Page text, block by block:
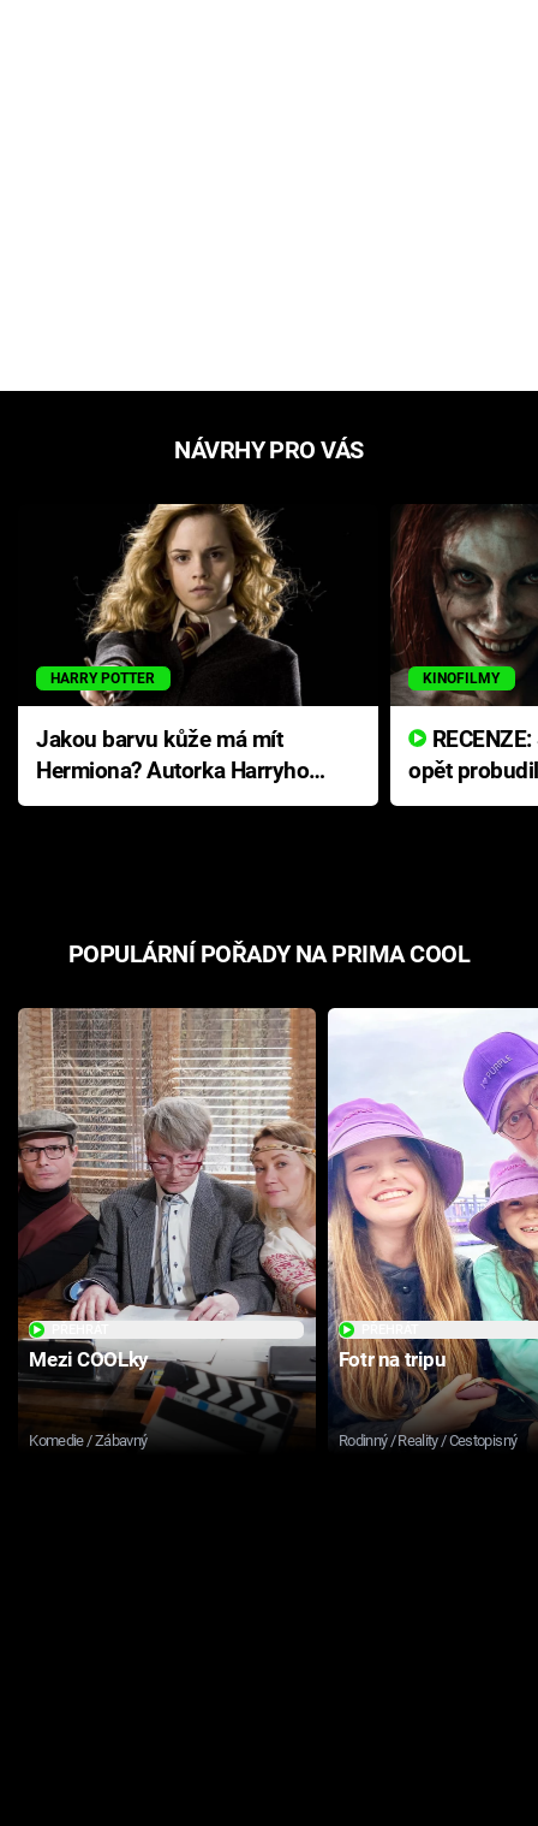
NÁVRHY PRO VÁS
HARRY POTTER
Jakou barvu kůže má mít
Hermiona? Autorka Harryho
Pottera přišla s ráznou
KINOFILMY
opět
přichází s
POPULÁRNÍ POŘADY NA PRIMA COOL
Mezi COOLky
Komedie / Zábavný
Fotr na tripu
Rodinný / Reality / Cestopisný